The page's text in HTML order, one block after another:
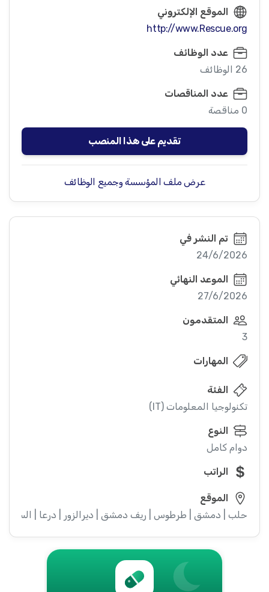
الموقع الإلكتروني
http://www.Rescue.org
عدد الوظائف
26 الوظائف
عدد المناقصات
0 مناقصة
تقديم على هذا المنصب
عرض ملف المؤسسة وجميع الوظائف
تم النشر في
24/6/2026
الموعد النهائي
27/6/2026
المتقدمون
3
المهارات
الفئة
تكنولوجيا المعلومات (IT)
النوع
دوام كامل
الراتب
الموقع
حلب | دمشق | طرطوس | ريف دمشق | ديرالزور | درعا |